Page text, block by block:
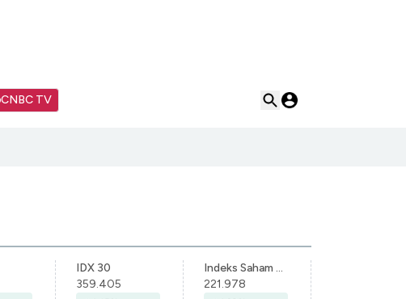
CNBC TV
IDX 30
359.405
Indeks Saham Syariah Indonesia
221.978